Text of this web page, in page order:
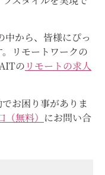
中から、皆様にぴっ
リモートワークの
の リモートの求人
お困り事がありま
無料） にお問い合